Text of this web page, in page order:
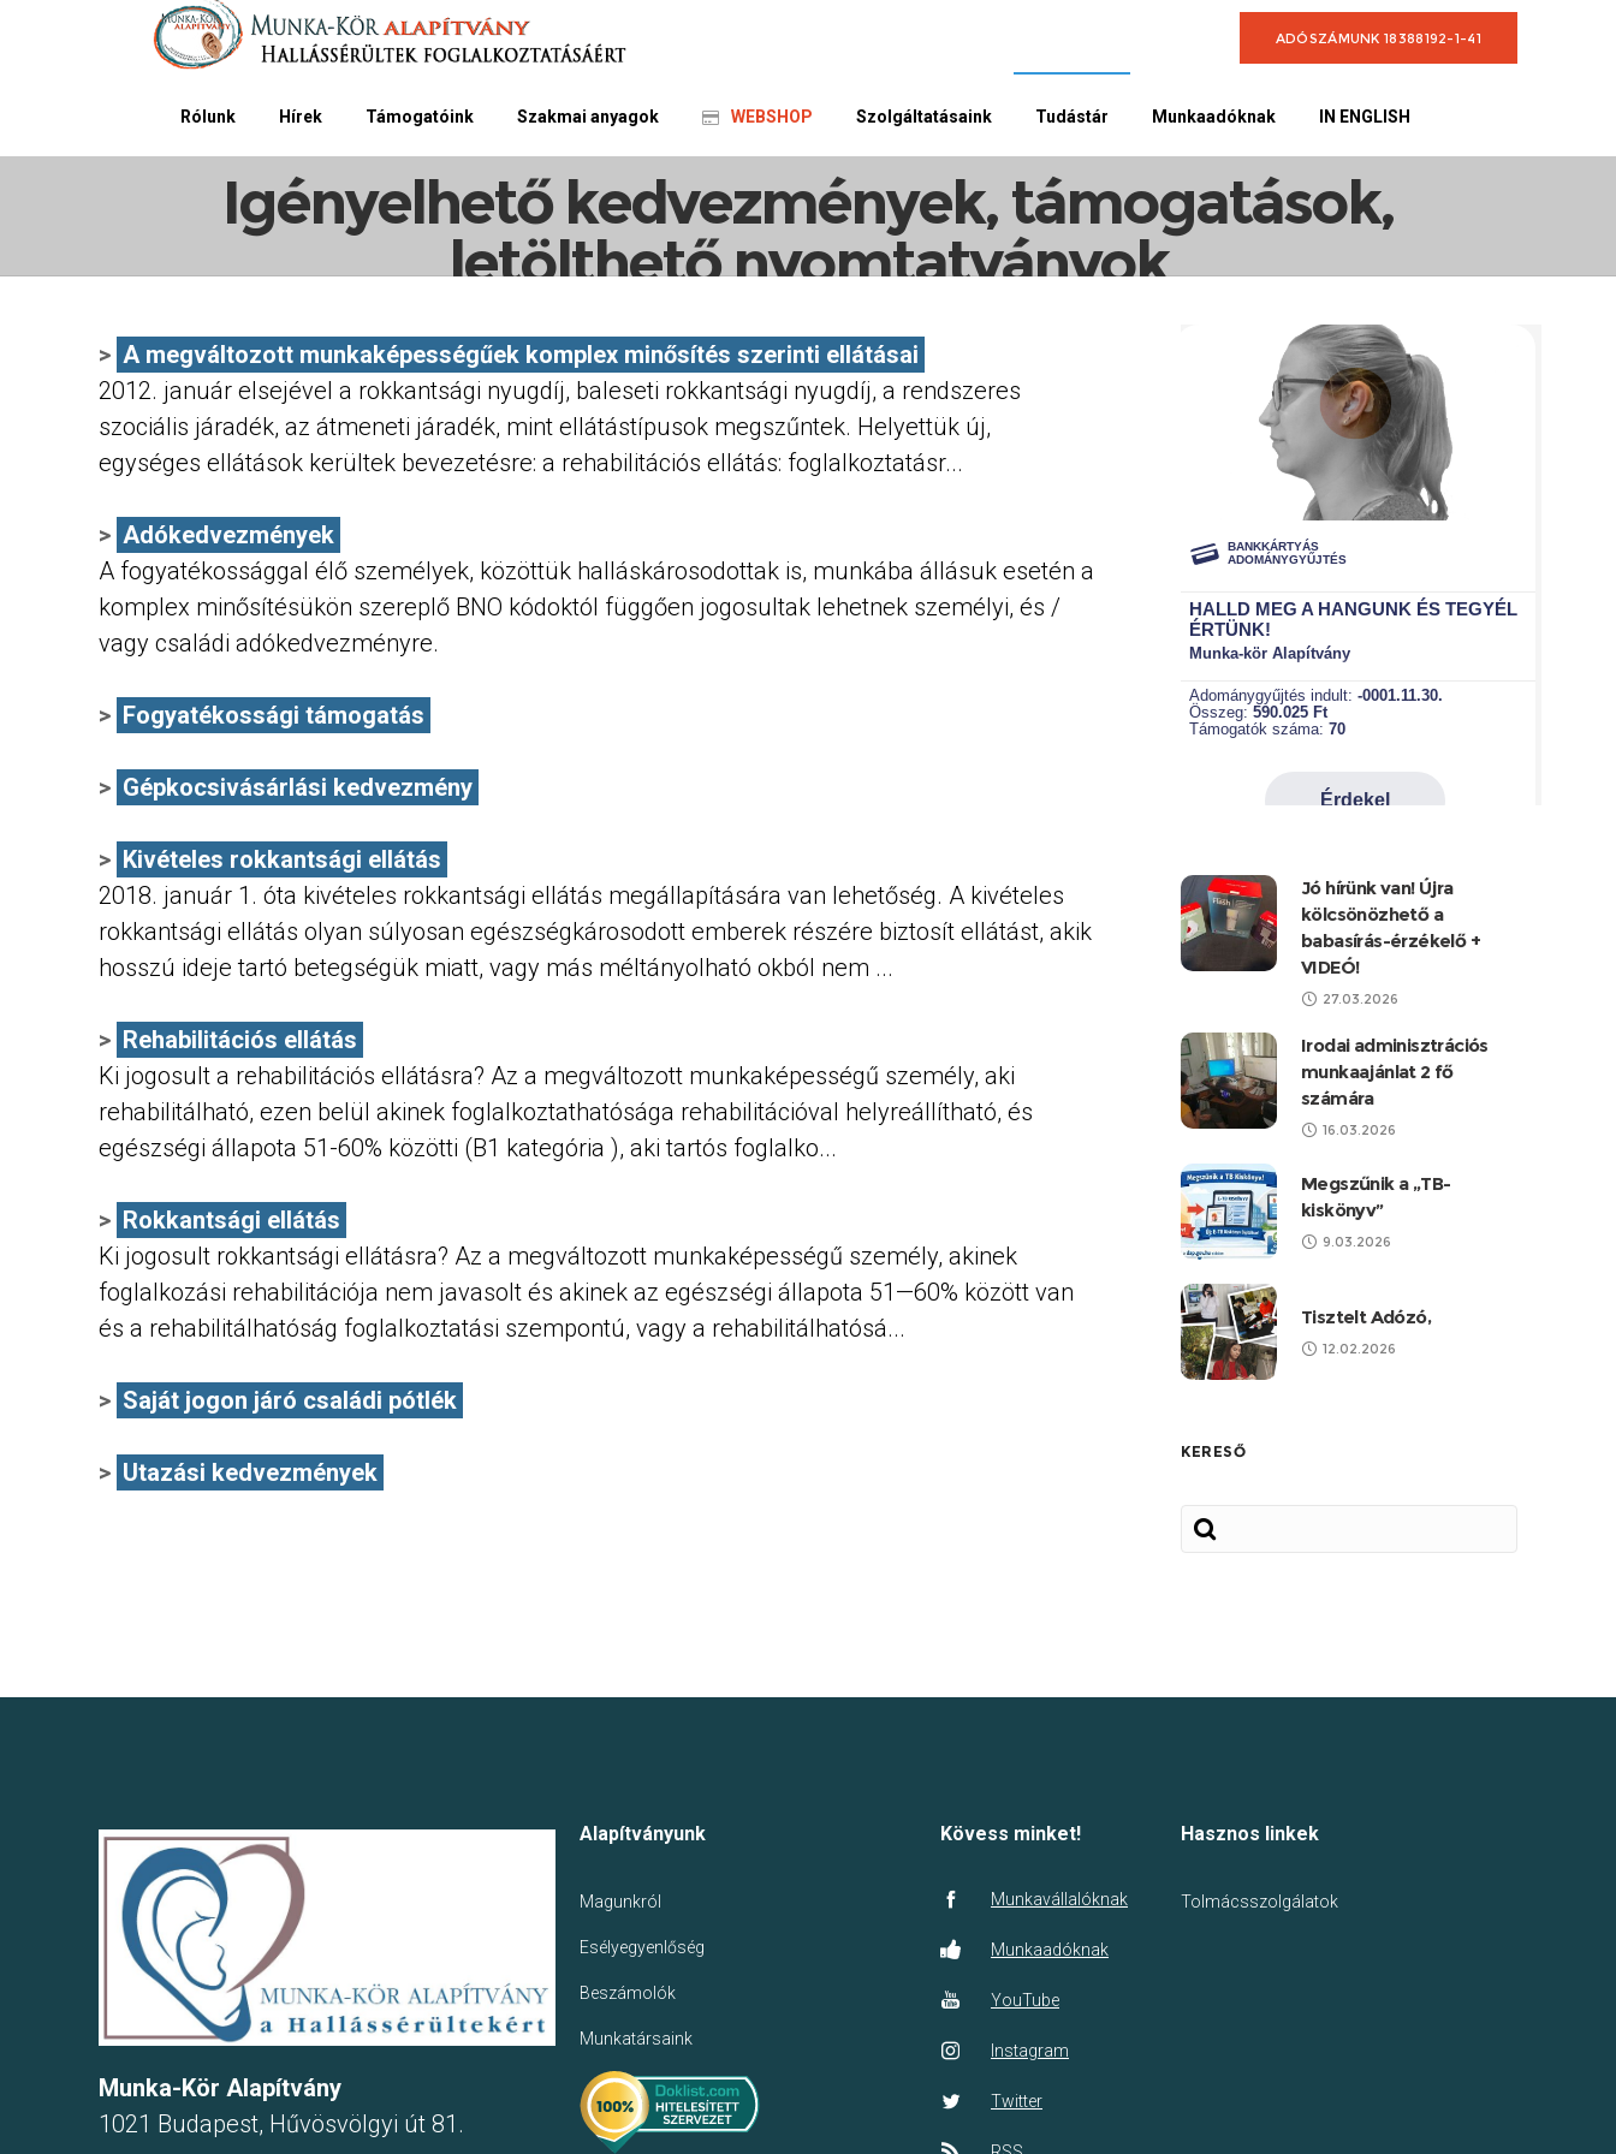
ADÓSZÁMUNK 18388192-1-41
Rólunk Hírek Támogatóink Szakmai anyagok WEBSHOP Szolgáltatásaink Tudástár Munkaadóknak IN ENGLISH
Igényelhető kedvezmények, támogatások,
letölthető nyomtatványok
A megváltozott munkaképességűek komplex minősítés szerinti ellátásai
2012. január elsejével a rokkantsági nyugdíj, baleseti rokkantsági nyugdíj, a rendszeres
szociális járadék, az átmeneti járadék, mint ellátástípusok megszűntek. Helyettük új,
egységes ellátások kerültek bevezetésre: a rehabilitációs ellátás: foglalkoztatásr...
Adókedvezmények
A fogyatékossággal élő személyek, közöttük halláskárosodottak is, munkába állásuk esetén a
komplex minősítésükön szereplő BNO kódoktól függően jogosultak lehetnek személyi, és /
vagy családi adókedvezményre.
Fogyatékossági támogatás
Gépkocsivásárlási kedvezmény
Kivételes rokkantsági ellátás
2018. január 1. óta kivételes rokkantsági ellátás megállapítására van lehetőség. A kivételes
rokkantsági ellátás olyan súlyosan egészségkárosodott emberek részére biztosít ellátást, akik
hosszú ideje tartó betegségük miatt, vagy más méltányolható okból nem ...
Rehabilitációs ellátás
Ki jogosult a rehabilitációs ellátásra? Az a megváltozott munkaképességű személy, aki
rehabilitálható, ezen belül akinek foglalkoztathatósága rehabilitációval helyreállítható, és
egészségi állapota 51-60% közötti (B1 kategória ), aki tartós foglalko...
Rokkantsági ellátás
Ki jogosult rokkantsági ellátásra? Az a megváltozott munkaképességű személy, akinek
foglalkozási rehabilitációja nem javasolt és akinek az egészségi állapota 51—60% között van
és a rehabilitálhatóság foglalkoztatási szempontú, vagy a rehabilitálhatósá...
Saját jogon járó családi pótlék
Utazási kedvezmények
Jó hírünk van! Újra
kölcsönözhető a
babasírás-érzékelő +
VIDEÓ!
27.03.2026
Irodai adminisztrációs
munkaajánlat 2 fő
számára
16.03.2026
Megszűnik a „TB-
kiskönyv”
9.03.2026
Tisztelt Adózó,
12.02.2026
KERESŐ
Munka-Kör Alapítvány
1021 Budapest, Hűvösvölgyi út 81.
Alapítványunk
Magunkról
Esélyegyenlőség
Beszámolók
Munkatársaink
Kövess minket!
Munkavállalóknak
Munkaadóknak
YouTube
Instagram
Twitter
Hasznos linkek
Tolmácsszolgálatok